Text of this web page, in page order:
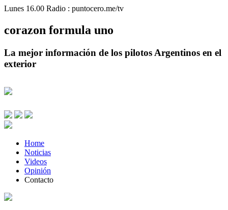
Lunes 16.00 Radio : puntocero.me/tv
corazon formula uno
La mejor información de los pilotos Argentinos en el
exterior
Home
Noticias
Videos
Opinión
Contacto